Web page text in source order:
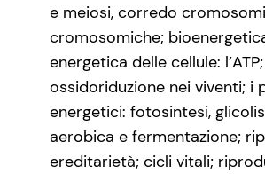
e meiosi, corredo
cromosomiche;
energetica delle cellule:
ossidoriduzione nei viventi; i
energetici: fotosintesi,
aerobica e fermentazione;
ereditarietà; cicli vitali;